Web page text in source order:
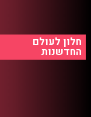
חלון לעולם
החדשנות